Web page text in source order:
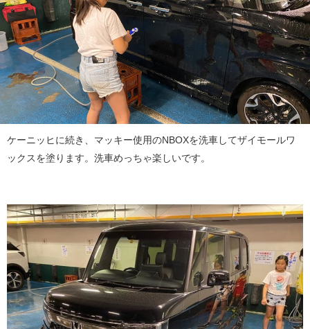
ケーニッヒに続き、マッキー使用のNBOXを洗車してザイモールワ
ックスを塗ります。洗車めっちゃ楽しいです。